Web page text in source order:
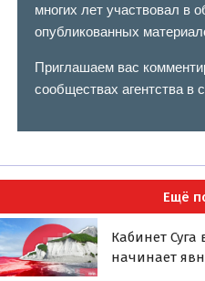
многих лет участвовал в
опубликованных
Приглашаем вас
сообществах агентства в
Ещё
Кабинет
начинает